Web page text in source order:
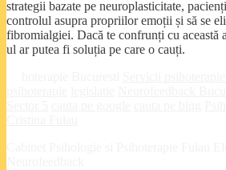
strategii bazate pe neuroplasticitate,
controlul asupra propriilor emoții și să se
fibromialgiei. Dacă te confrunți cu această
ul ar putea fi soluția pe care o cauți.